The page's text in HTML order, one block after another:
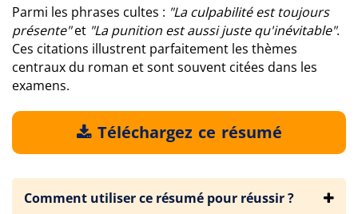
Parmi les phrases cultes : "La culpabilité est toujours
présente"et "La punition est aussi juste qu'inévitable".
Ces citations illustrent parfaitement les thèmes
centraux du roman et sont souvent citées dans les
examens.
Téléchargez ce résumé
Comment utiliser ce résumé pour réussir ?